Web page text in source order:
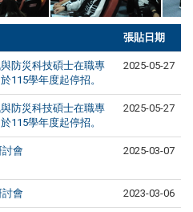
張貼日期
防災科技碩士在職專
115學年度起停招。
2025-05-27
防災科技碩士在職專
115學年度起停招。
2025-05-27
討會 2025-03-07
討會 2023-03-06